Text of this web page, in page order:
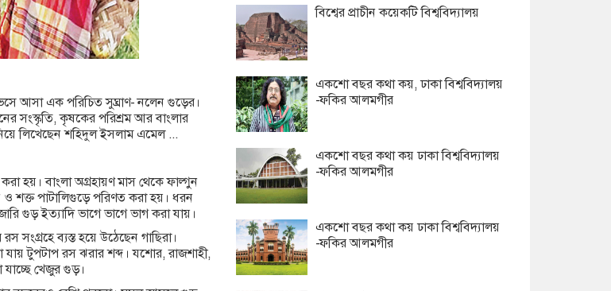
আসা এক পরিচিত সুঘ্রাণ- নলেন গুড়ের।
সংস্কৃতি, কৃষকের পরিশ্রম আর বাংলার
লিখেছেন শহিদুল ইসলাম এমেল ...
হয়। বাংলা অগ্রহায়ণ মাস থেকে ফাল্গুন
ও শক্ত পাটালিগুড়ে পরিণত করা হয়। ধরন
গুড় ইত্যাদি ভাগে ভাগে ভাগ করা যায়।
সংগ্রহে ব্যস্ত হয়ে উঠেছেন গাছিরা।
যায় টুপটাপ রস ঝরার শব্দ। যশোর, রাজশাহী,
যাচ্ছে খেজুর গুড়।
বিশ্বের প্রাচীন কয়েকটি বিশ্ববিদ্যালয়
একশো বছর কথা কয়, ঢাকা বিশ্ববিদ্যালয়
-ফকির আলমগীর
একশো বছর কথা কয় ঢাকা বিশ্ববিদ্যালয়
-ফকির আলমগীর
একশো বছর কথা কয় ঢাকা বিশ্ববিদ্যালয়
-ফকির আলমগীর